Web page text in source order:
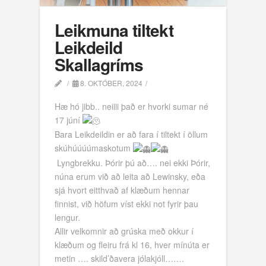
Leikmuna tiltekt
Leikdeild
Skallagríms
8. OKTÓBER, 2024
Hæ hó jibb.. neiiii það er hvorki sumar né
17 júní
Bara Leikdeildin er að fara í tiltekt í öllum
skúhúúúúmaskotum
Lyngbrekku. Þórir þú að…. nei ekki Þórir,
núna erum við að leita að Lewinsky, eða
sjá hvort eitthvað af klæðum hennar
finnist, við höfum víst ekki not fyrir þau
lengur.
Allir velkomnir að grúska með okkur í
klæðum og fleiru frá kl 16, hver mínúta er
metin …. skild’ðavera jólakjóll…….